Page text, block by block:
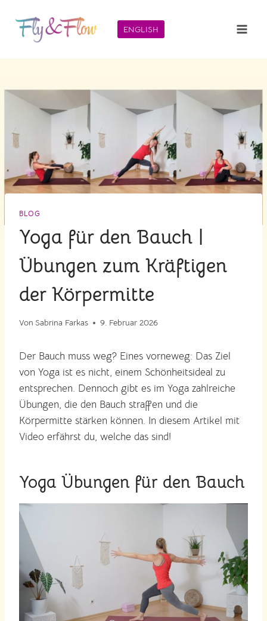
Inhalt
springen
ENGLISH
BLOG
Yoga für den Bauch |
Übungen zum Kräftigen
der Körpermitte
Von Sabrina Farkas 9. Februar 2026
Der Bauch muss weg? Eines vorneweg: Das Ziel
von Yoga ist es nicht, einem Schönheitsideal zu
entsprechen. Dennoch gibt es im Yoga zahlreiche
Übungen, die den Bauch straffen und die
Körpermitte stärken können. In diesem Artikel mit
Video erfährst du, welche das sind!
Yoga Übungen für den Bauch